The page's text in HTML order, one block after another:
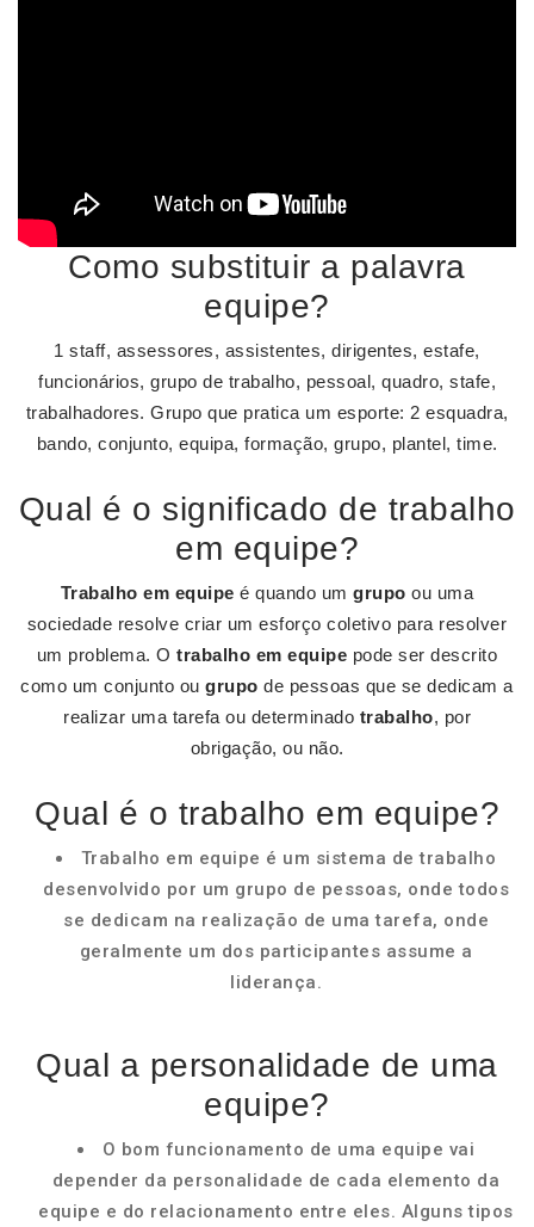
Como substituir a palavra
equipe?
1 staff, assessores, assistentes, dirigentes, estafe,
funcionários, grupo de trabalho, pessoal, quadro, stafe,
trabalhadores. Grupo que pratica um esporte: 2 esquadra,
bando, conjunto, equipa, formação, grupo, plantel, time.
Qual é o significado de trabalho
em equipe?
Trabalho em equipe é quando umgrupo ou uma
sociedade resolve criar um esforço coletivo para resolver
um problema. Otrabalho em equipe pode ser descrito
como um conjunto ougrupo de pessoas que se dedicam a
realizar uma tarefa ou determinado trabalho, por
obrigação, ou não.
Qual é o trabalho em equipe?
Trabalho em equipe é um sistema de trabalho
desenvolvido por um grupo de pessoas, onde todos
se dedicam na realização de uma tarefa, onde
geralmente um dos participantes assume a
liderança.
Qual a personalidade de uma
equipe?
O bom funcionamento de uma equipe vai
depender da personalidade de cada elemento da
equipe e do relacionamento entre eles. Alguns tipos